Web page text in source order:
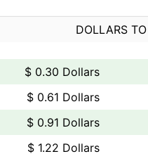
DOLLARS
$ 0.30 Dollars
$ 0.61 Dollars
$ 0.91 Dollars
$ 1.22 Dollars